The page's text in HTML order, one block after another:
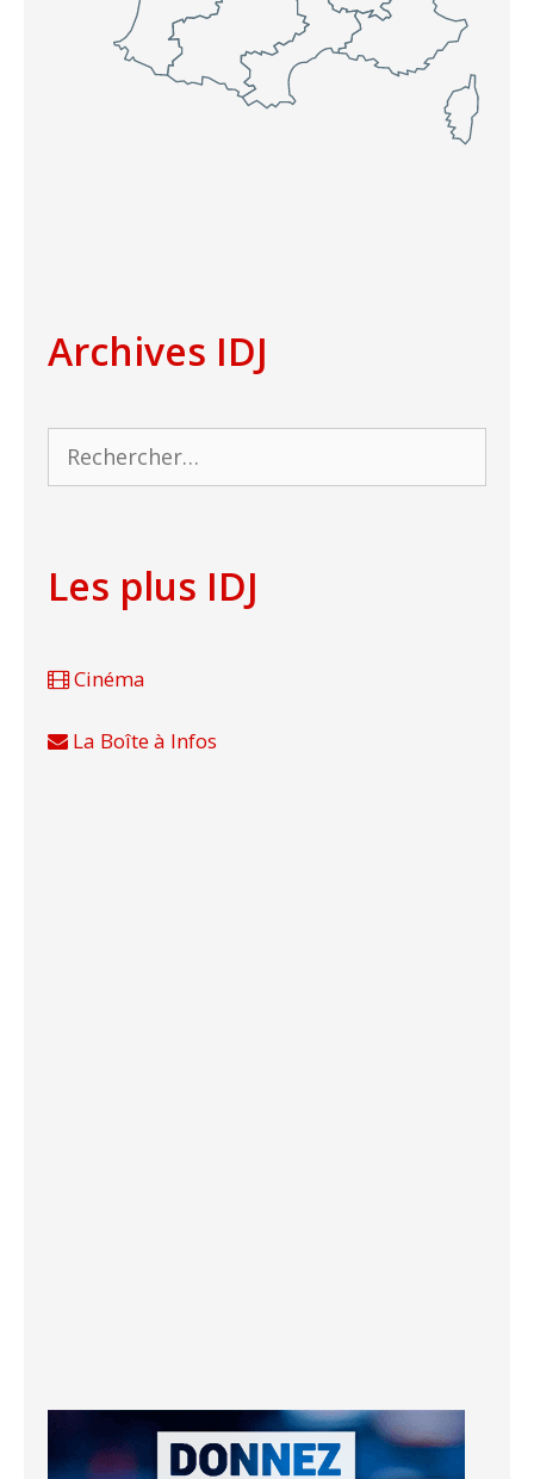
Archives IDJ
Rechercher :
Les plus IDJ
Cinéma
La Boîte à Infos